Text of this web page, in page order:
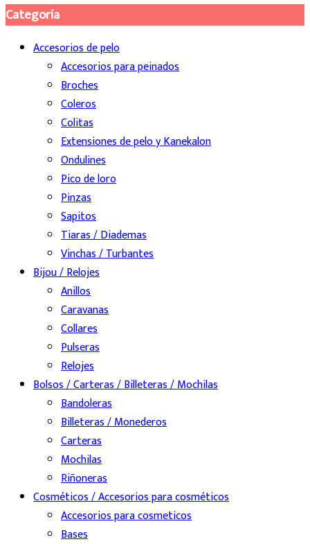
Categoría
Accesorios de pelo
Accesorios para peinados
Broches
Coleros
Colitas
Extensiones de pelo y Kanekalon
Ondulines
Pico de loro
Pinzas
Sapitos
Tiaras / Diademas
Vinchas / Turbantes
Bijou / Relojes
Anillos
Caravanas
Collares
Pulseras
Relojes
Bolsos / Carteras / Billeteras / Mochilas
Bandoleras
Billeteras / Monederos
Carteras
Mochilas
Riñoneras
Cosméticos / Accesorios para cosméticos
Accesorios para cosmeticos
Bases